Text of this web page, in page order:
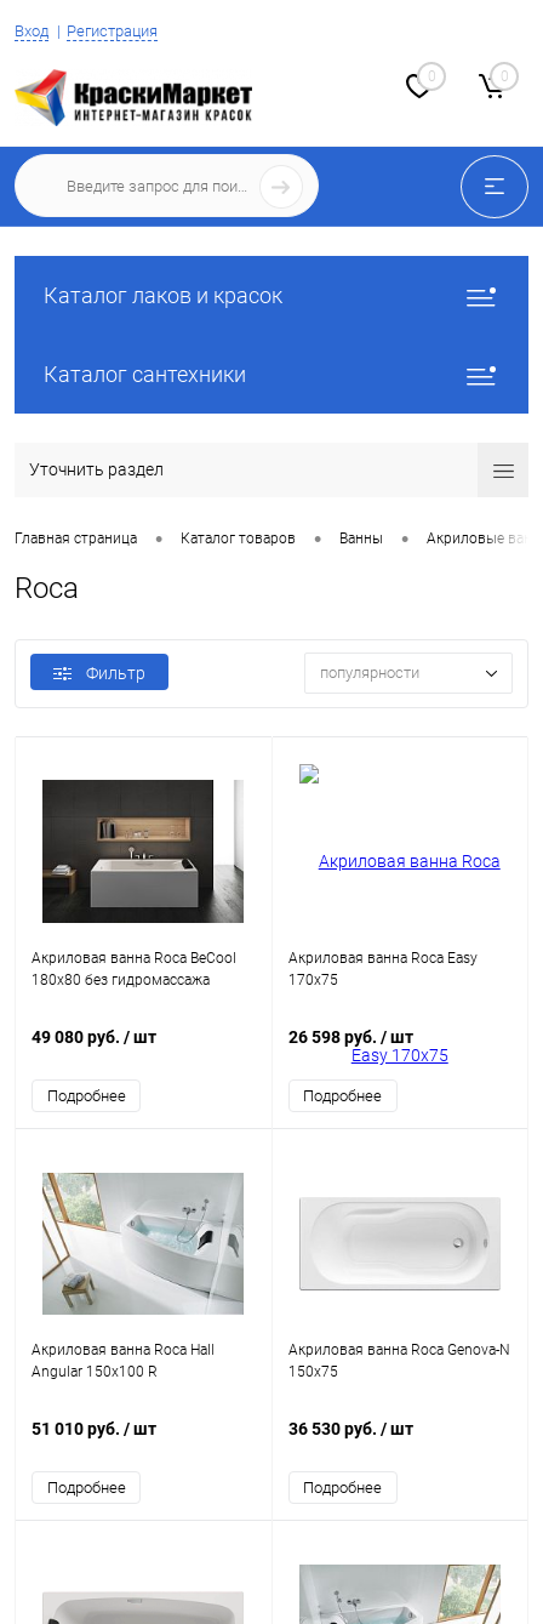
Вход Регистрация
0 0
Каталог лаков и красок
Каталог сантехники
Уточнить раздел
Главная страница • Каталог товаров • Ванны • Акриловые
Roca
Фильтр популярности
Акриловая ванна Roca BeCool
180x80 без гидромассажа
49 080 руб. / шт
Подробнее
Акриловая ванна Roca Easy
170x75
26 598 руб. / шт
Подробнее
Акриловая ванна Roca Hall
Angular 150x100 R
51 010 руб. / шт
Подробнее
Акриловая ванна Roca Genova-N
150x75
36 530 руб. / шт
Подробнее